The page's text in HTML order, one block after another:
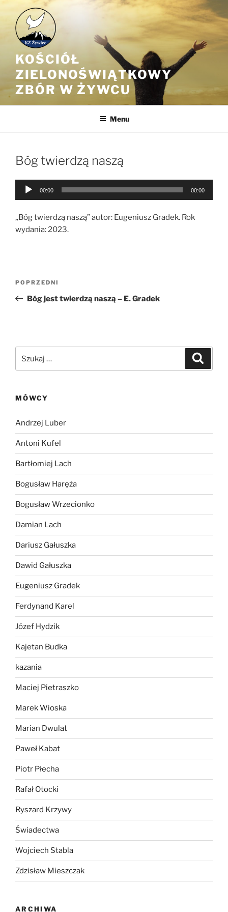
Przejdź
do
treści
KOŚCIÓŁ
ZIELONOŚWIĄTKOWY
ZBÓR W ŻYWCU
Menu
Bóg twierdzą naszą
Odtwarzacz
00:00 00:00
„Bóg twierdzą naszą” autor: Eugeniusz Gradek. Rok
wydania: 2023.
Poprzedni
wpis
POPRZEDNI
Bóg jest twierdzą naszą – E. Gradek
MÓWCY
Andrzej Luber
Antoni Kufel
Bartłomiej Lach
Bogusław Haręża
Bogusław Wrzecionko
Damian Lach
Dariusz Gałuszka
Dawid Gałuszka
Eugeniusz Gradek
Ferdynand Karel
Józef Hydzik
Kajetan Budka
kazania
Maciej Pietraszko
Marek Wioska
Marian Dwulat
Paweł Kabat
Piotr Płecha
Rafał Otocki
Ryszard Krzywy
Świadectwa
Wojciech Stabla
Zdzisław Mieszczak
ARCHIWA